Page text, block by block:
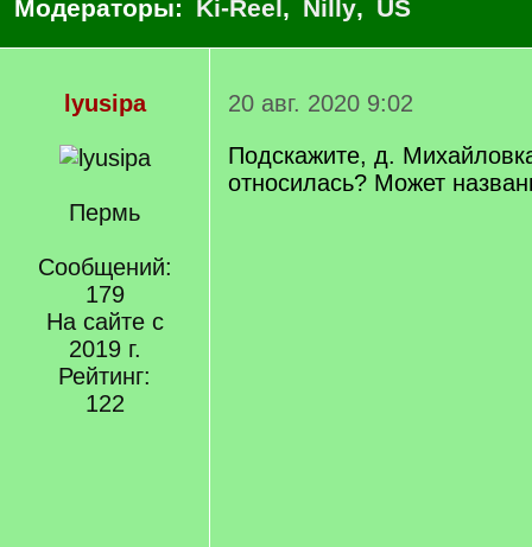
Модераторы: Ki-Reel, Nilly, US
lyusipa
Пермь
Сообщений:
179
На сайте с
2019 г.
Рейтинг:
122
20 авг. 2020 9:02
Подскажите, д.
относилась? Может